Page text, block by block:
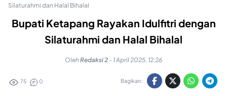
Silaturahmi dan Halal Bihalal
Bupati Ketapang Rayakan Idulfitri dengan
Silaturahmi dan Halal Bihalal
OlehRedaksi 2 - 1 April 2025, 12:26
75 0 Bagikan: